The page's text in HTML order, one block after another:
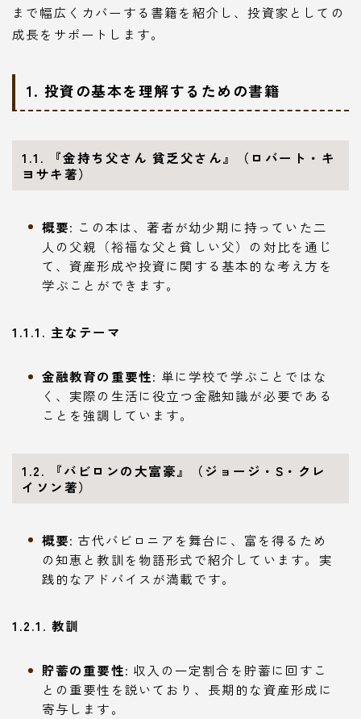
まで幅広くカバーする書籍を紹介し、投資家としての
成長をサポートします。
1. 投資の基本を理解するための書籍
1.1. 『金持ち父さん 貧乏父さん』（ロバート・キ
ヨサキ著）
概要: この本は、著者が幼少期に持っていた二
人の父親（裕福な父と貧しい父）の対比を通じ
て、資産形成や投資に関する基本的な考え方を
学ぶことができます。
1.1.1. 主なテーマ
金融教育の重要性: 単に学校で学ぶことではな
く、実際の生活に役立つ金融知識が必要である
ことを強調しています。
1.2. 『バビロンの大富豪』（ジョージ・S・クレ
イソン著）
概要: 古代バビロニアを舞台に、富を得るため
の知恵と教訓を物語形式で紹介しています。実
践的なアドバイスが満載です。
1.2.1. 教訓
貯蓄の重要性: 収入の一定割合を貯蓄に回すこ
との重要性を説いており、長期的な資産形成に
寄与します。